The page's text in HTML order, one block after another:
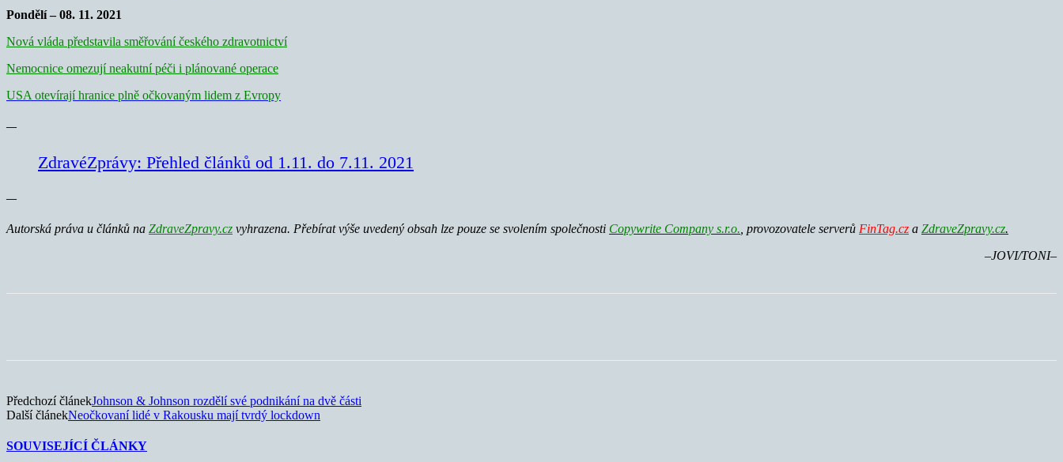
Pondělí – 08. 11. 2021
Nová vláda představila směřování českého zdravotnictví
Nemocnice omezují neakutní péči i plánované operace
USA otevírají hranice plně očkovaným lidem z Evropy
—
ZdravéZprávy: Přehled článků od 1.11. do 7.11. 2021
—
Autorská práva u článků na ZdraveZpravy.cz vyhrazena. Přebírat výše uvedený obsah lze pouze se svolením společnosti Copywrite Company s.r.o. , provozovatele serverů FinTag.cz a ZdraveZpravy.cz.
–JOVI/TONI–
Předchozí článekJohnson & Johnson rozdělí své podnikání na dvě části
Další článekNeočkovaní lidé v Rakousku mají tvrdý lockdown
SOUVISEJÍCÍ ČLÁNKY